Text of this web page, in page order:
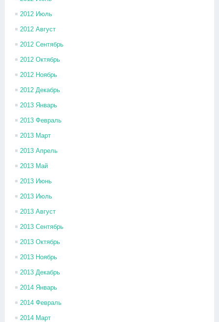
2012 Июль
2012 Август
2012 Сентябрь
2012 Октябрь
2012 Ноябрь
2012 Декабрь
2013 Январь
2013 Февраль
2013 Март
2013 Апрель
2013 Май
2013 Июнь
2013 Июль
2013 Август
2013 Сентябрь
2013 Октябрь
2013 Ноябрь
2013 Декабрь
2014 Январь
2014 Февраль
2014 Март